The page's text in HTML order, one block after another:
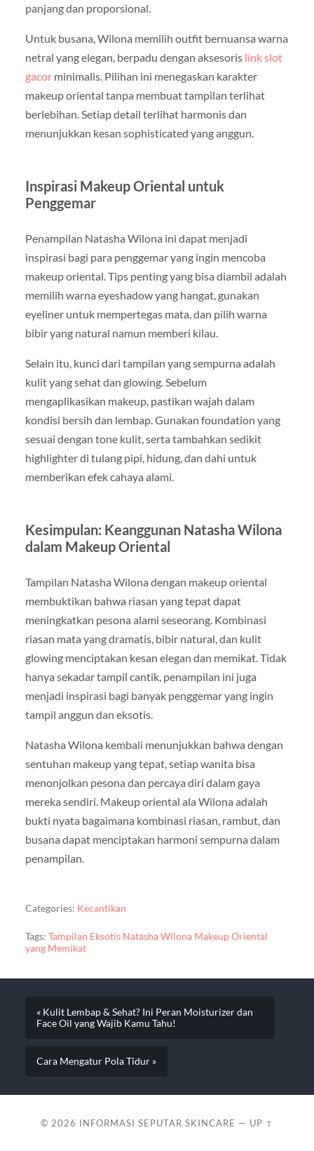
panjang dan proporsional.
Untuk busana, Wilona memilih outfit bernuansa warna
netral yang elegan, berpadu dengan aksesoris link slot
gacorminimalis. Pilihan ini menegaskan karakter
makeup oriental tanpa membuat tampilan terlihat
berlebihan. Setiap detail terlihat harmonis dan
menunjukkan kesan sophisticated yang anggun.
Inspirasi Makeup Oriental untuk
Penggemar
Penampilan Natasha Wilona ini dapat menjadi
inspirasi bagi para penggemar yang ingin mencoba
makeup oriental. Tips penting yang bisa diambil adalah
memilih warna eyeshadow yang hangat, gunakan
eyeliner untuk mempertegas mata, dan pilih warna
bibir yang natural namun memberi kilau.
Selain itu, kunci dari tampilan yang sempurna adalah
kulit yang sehat dan glowing. Sebelum
mengaplikasikan makeup, pastikan wajah dalam
kondisi bersih dan lembap. Gunakan foundation yang
sesuai dengan tone kulit, serta tambahkan sedikit
highlighter di tulang pipi, hidung, dan dahi untuk
memberikan efek cahaya alami.
Kesimpulan: Keanggunan Natasha Wilona
dalam Makeup Oriental
Tampilan Natasha Wilona dengan makeup oriental
membuktikan bahwa riasan yang tepat dapat
meningkatkan pesona alami seseorang. Kombinasi
riasan mata yang dramatis, bibir natural, dan kulit
glowing menciptakan kesan elegan dan memikat. Tidak
hanya sekadar tampil cantik, penampilan ini juga
menjadi inspirasi bagi banyak penggemar yang ingin
tampil anggun dan eksotis.
Natasha Wilona kembali menunjukkan bahwa dengan
sentuhan makeup yang tepat, setiap wanita bisa
menonjolkan pesona dan percaya diri dalam gaya
mereka sendiri. Makeup oriental ala Wilona adalah
bukti nyata bagaimana kombinasi riasan, rambut, dan
busana dapat menciptakan harmoni sempurna dalam
penampilan.
Categories: Kecantikan
Tags: Tampilan Eksotis Natasha Wilona Makeup Oriental
yang Memikat
« Kulit Lembap & Sehat? Ini Peran Moisturizer dan
Face Oil yang Wajib Kamu Tahu!
Cara Mengatur Pola Tidur »
© 2026 INFORMASI SEPUTAR SKINCARE — UP ↑